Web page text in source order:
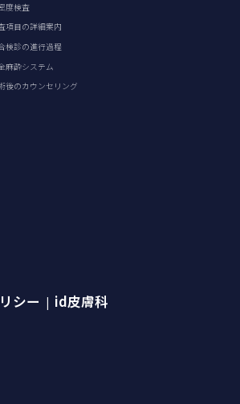
度検査
項目の詳細案内
検診の進行過程
麻酔システム
後のカウンセリング
シー | id皮膚科